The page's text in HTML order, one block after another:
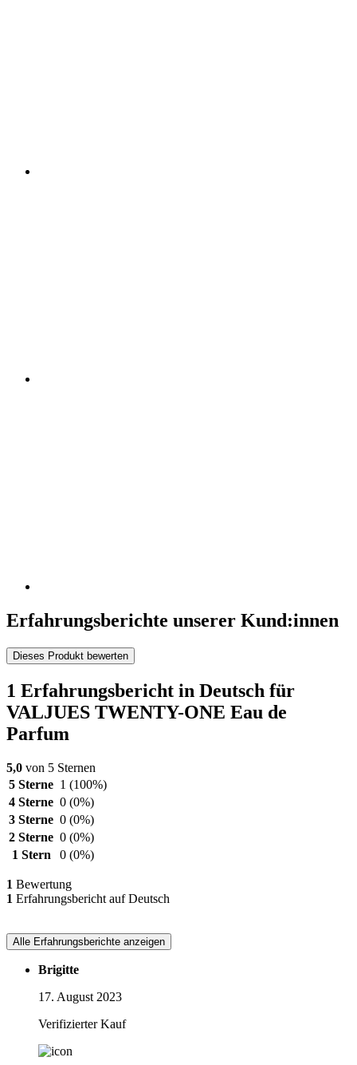
Erfahrungsberichte unserer Kund:innen
Dieses Produkt bewerten
1 Erfahrungsbericht in Deutsch für
VALJUES TWENTY-ONE Eau de
Parfum
5,0 von 5 Sternen
5 Sterne 1 (100%)
4 Sterne 0 (0%)
3 Sterne 0 (0%)
2 Sterne 0 (0%)
1 Stern
0 (0%)
1 Bewertung
1 Erfahrungsbericht auf Deutsch
Alle Erfahrungsberichte anzeigen
Brigitte
17. August 2023
Verifizierter Kauf